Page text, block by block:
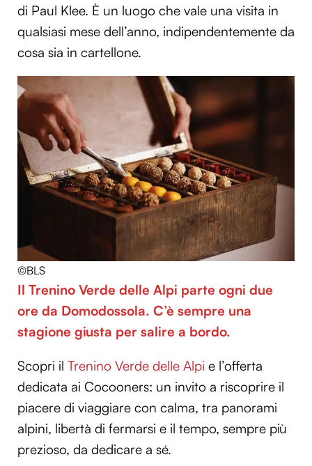
di Paul Klee. È un luogo che vale una visita in
qualsiasi mese dell’anno, indipendentemente da
cosa sia in cartellone.
©BLS
Il Trenino Verde delle Alpi parte ogni due
ore da Domodossola. C’è sempre una
stagione giusta per salire a bordo.
Scopri il Trenino Verde delle Alpi e l’offerta
dedicata ai Cocooners: un invito a riscoprire il
piacere di viaggiare con calma, tra panorami
alpini, libertà di fermarsi e il tempo, sempre più
prezioso, da dedicare a sé.